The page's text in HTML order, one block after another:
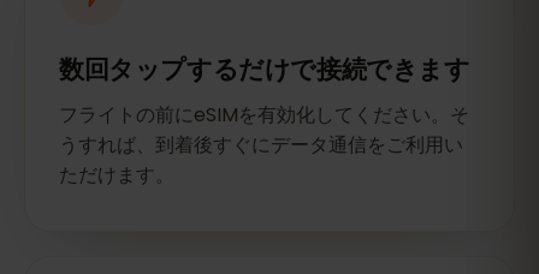
数回タップするだけで接続できます
フライトの前にeSIMを有効化してください。そ
うすれば、到着後すぐにデータ通信をご利用い
ただけます。